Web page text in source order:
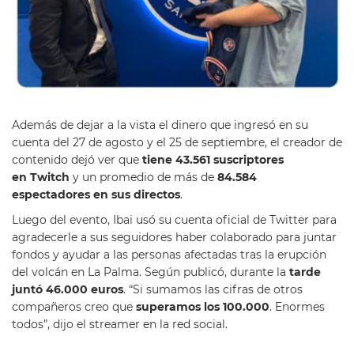
Además de dejar a la vista el dinero que ingresó en su
cuenta del 27 de agosto y el 25 de septiembre, el creador de
contenido dejó ver que tiene 43.561 suscriptores
en Twitch y un promedio de más de 84.584
espectadores en sus directos.
Luego del evento, Ibai usó su cuenta oficial de Twitter para
agradecerle a sus seguidores haber colaborado para juntar
fondos y ayudar a las personas afectadas tras la erupción
del volcán en La Palma. Según publicó, durante la tarde
juntó 46.000 euros. “Si sumamos las cifras de otros
compañeros creo que superamos los 100.000. Enormes
todos”, dijo el streamer en la red social.